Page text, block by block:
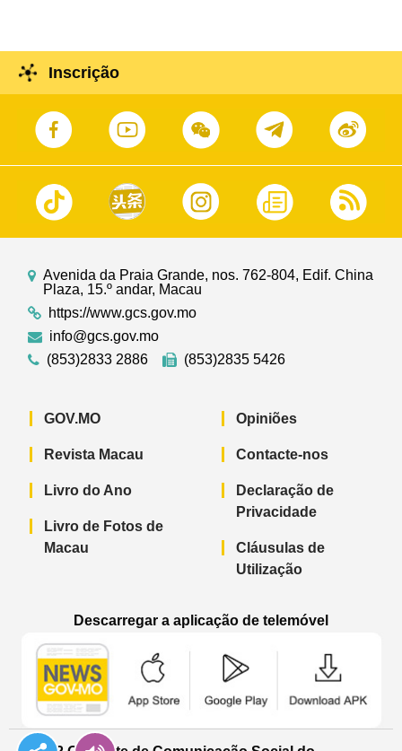
Inscrição
Avenida da Praia Grande, nos. 762-804, Edif. China
Plaza, 15.º andar, Macau
https://www.gcs.gov.mo
info@gcs.gov.mo
(853)2833 2886
(853)2835 5426
GOV.MO
Revista Macau
Livro do Ano
Livro de Fotos de
Macau
Opiniões
Contacte-nos
Declaração de
Privacidade
Cláusulas de
Utilização
Descarregar a aplicação de telemóvel